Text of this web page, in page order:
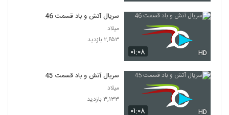
۰۱:۰۸ HD
سریال آتش و باد قسمت 46
میلاد
۲,۶۵۳ بازدید
۰۱:۰۸ HD
سریال آتش و باد قسمت 45
میلاد
۳,۱۳۳ بازدید